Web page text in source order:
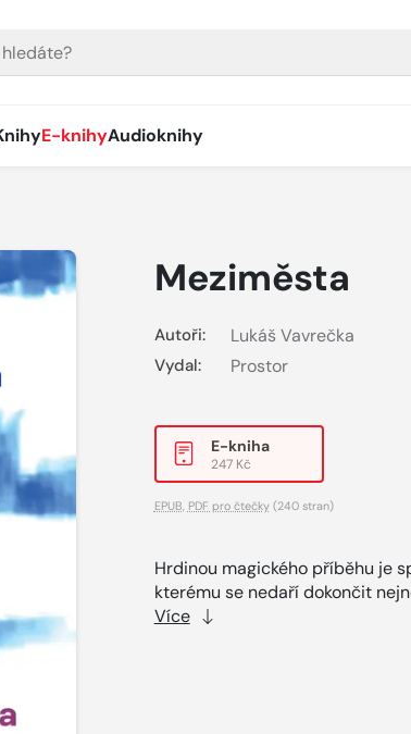
E-knihyAudioknihy
Meziměsta
Autoři: Lukáš Vavrečka
Vydal: Prostor
E-kniha
247 Kč
EPUB PDF pro čtečky(240 stran)
Hrdinou magického příběhu je
kterému se nedaří dokončit
Více